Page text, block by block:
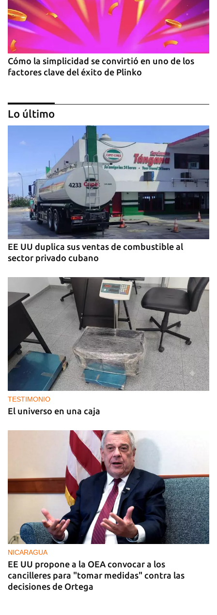
Cómo la simplicidad se convirtió en uno de los
factores clave del éxito de Plinko
JUEGOS
NuxGame Y La Decisión De Elegir Un Turnkey
Online Casino Sin Puntos Ciegos
Lo último
EE UU duplica sus ventas de combustible al
sector privado cubano
TESTIMONIO
El universo en una caja
NICARAGUA
EE UU propone a la OEA convocar a los
cancilleres para "tomar medidas" contra las
decisiones de Ortega